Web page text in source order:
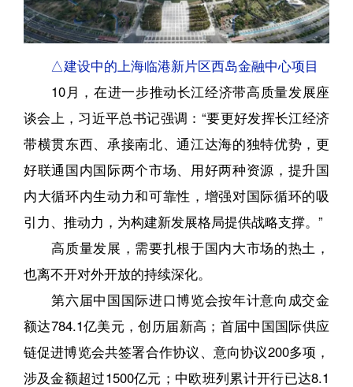
△建设中的上海临港新片区西岛金融中心项目
10月，在进一步推动长江经济带高质量发展座
谈会上，习近平总书记强调：“要更好发挥长江经济
带横贯东西、承接南北、通江达海的独特优势，更
好联通国内国际两个市场、用好两种资源，提升国
内大循环内生动力和可靠性，增强对国际循环的吸
引力、推动力，为构建新发展格局提供战略支撑。”
高质量发展，需要扎根于国内大市场的热土，
也离不开对外开放的持续深化。
第六届中国国际进口博览会按年计意向成交金
额达784.1亿美元，创历届新高；首届中国国际供应
链促进博览会共签署合作协议、意向协议200多项，
涉及金额超过1500亿元；中欧班列累计开行已达8.1